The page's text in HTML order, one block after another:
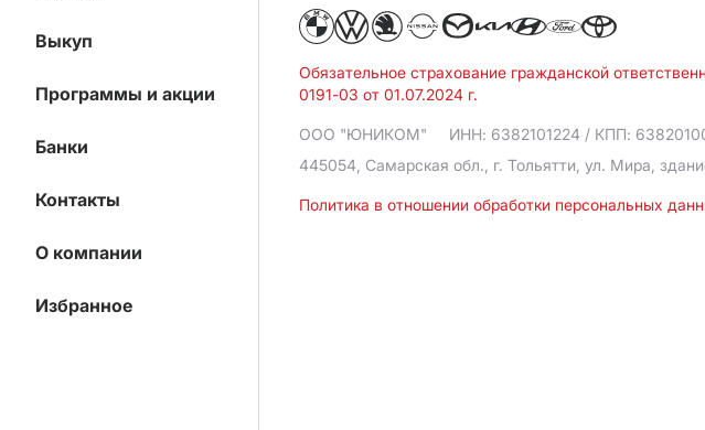
Выкуп
Программы и акции
Банки
Контакты
О компании
Избранное
Обязательное страхование гражданской
0191-03 от 01.07.2024 г.
ООО "ЮНИКОМ" ИНН: 6382101224 / КПП:
445054, Самарская обл., г. Тольятти, ул. Мира,
Политика в отношении обработки персональных